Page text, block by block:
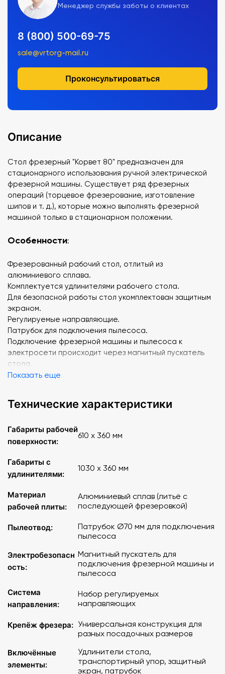
Менеджер службы заботы о клиентах
8 (800) 500-69-75
sale@vrtorg-mail.ru
Проконсультироваться
Описание
Стол фрезерный "Корвет 80" предназначен для
стационарного использования ручной электрической
фрезерной машины. Существует ряд фрезерных
операций (торцевое фрезерование, изготовление
шипов и т. д.), которые можно выполнять фрезерной
машиной только в стационарном положении.
Особенности:
Фрезерованный рабочий стол, отлитый из
алюминиевого сплава.
Комплектуется удлинителями рабочего стола.
Для безопасной работы стол укомплектован защитным
экраном.
Регулируемые направляющие.
Патрубок для подключения пылесоса.
Подключение фрезерной машины и пылесоса к
электросети происходит через магнитный пускатель
стола.
Магнитный пускатель исключает самопроизвольный пуск
Конструкция стола позволяет крепить фрезерную
Комплектуется транспортирным упором.
Размер рабочего стола: 610х360 мм
Диаметр патрубка для пылесборника: 70 мм
Показать еще
Технические характеристики
Габариты рабочей
поверхности:
610 х 360 мм
Габариты с
удлинителями:
1030 х 360 мм
Материал
рабочей плиты:
Алюминиевый сплав (литьё с
последующей фрезеровкой)
Пылеотвод:
Патрубок Ø70 мм для подключения
пылесоса
Электробезопасн
ость:
Магнитный пускатель для
подключения фрезерной машины и
пылесоса
Система
направления:
Набор регулируемых
направляющих
Крепёж фрезера: Универсальная конструкция для
разных посадочных размеров
Включённые
элементы:
Удлинители стола,
транспортирный упор, защитный
экран, патрубок